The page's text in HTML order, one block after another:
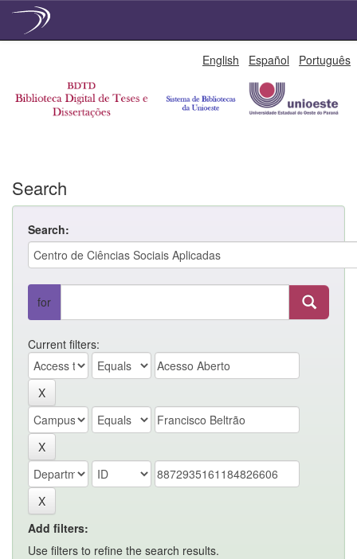
English Español Português
Search
Search:
for
Current filters:
Add filters:
Use filters to refine the search results.